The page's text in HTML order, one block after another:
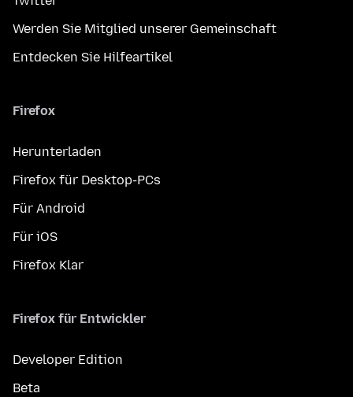
Werden Sie Mitglied unserer Gemeinschaft
Entdecken Sie Hilfeartikel
Firefox
Herunterladen
Firefox für Desktop-PCs
Für Android
Für iOS
Firefox Klar
Firefox für Entwickler
Developer Edition
Beta